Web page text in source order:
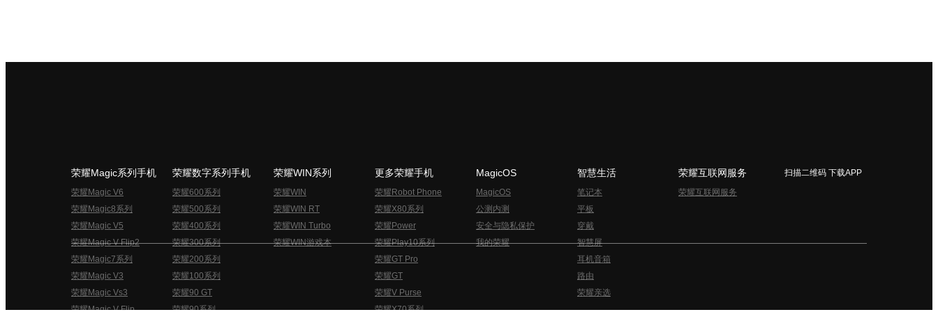
荣耀Magic系列手机
荣耀Magic V6
荣耀Magic8系列
荣耀Magic V5
荣耀Magic V Flip2
荣耀Magic7系列
荣耀Magic V3
荣耀Magic Vs3
荣耀Magic V Flip
荣耀数字系列手机
荣耀600系列
荣耀500系列
荣耀400系列
荣耀300系列
荣耀200系列
荣耀100系列
荣耀90 GT
荣耀90系列
荣耀WIN系列
荣耀WIN
荣耀WIN RT
荣耀WIN Turbo
荣耀WIN游戏本
更多荣耀手机
荣耀Robot Phone
荣耀X80系列
荣耀Power
荣耀Play10系列
荣耀GT Pro
荣耀GT
荣耀V Purse
荣耀X70系列
MagicOS
MagicOS
公测内测
安全与隐私保护
我的荣耀
智慧生活
笔记本
平板
穿戴
智慧屏
耳机音箱
路由
荣耀亲选
荣耀互联网服务
荣耀互联网服务
扫描二维码 下载APP